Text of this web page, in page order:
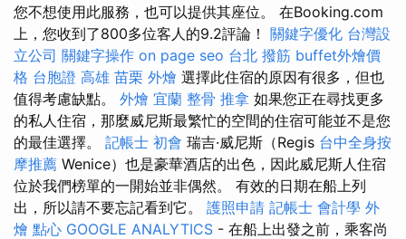
您不想使用此服務，也可以提供其座位。 在Booking.com
上，您收到了800多位客人的9.2評論！ 關鍵字優化 台灣設
立公司 關鍵字操作 on page seo 台北 撥筋 buffet外燴價
格 台胞證 高雄 苗栗 外燴 選擇此住宿的原因有很多，但也
值得考慮缺點。 外燴 宜蘭 整骨 推拿 如果您正在尋找更多
的私人住宿，那麼威尼斯最繁忙的空間的住宿可能並不是您
的最佳選擇。 記帳士 初會 瑞吉·威尼斯（Regis 台中全身按
摩推薦 Wenice）也是豪華酒店的出色，因此威尼斯人住宿
位於我們榜單的一開始並非偶然。 有效的日期在船上列
出，所以請不要忘記看到它。 護照申請 記帳士 會計學 外
燴 點心 GOOGLE ANALYTICS - 在船上出發之前，乘客尚